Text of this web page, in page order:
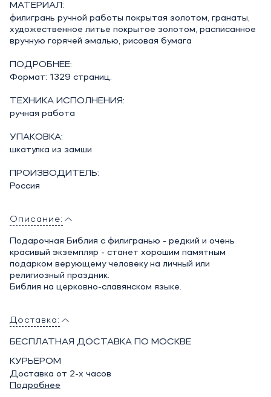
МАТЕРИАЛ:
филигрань ручной работы покрытая золотом, гранаты,
художественное литье покрытое золотом, расписанное
вручную горячей эмалью, рисовая бумага
ПОДРОБНЕЕ:
Формат: 1329 страниц.
ТЕХНИКА ИСПОЛНЕНИЯ:
ручная работа
УПАКОВКА:
шкатулка из замши
ПРОИЗВОДИТЕЛЬ:
Россия
Описание:
Подарочная Библия с филигранью - редкий и очень
красивый экземпляр - станет хорошим памятным
подарком верующему человеку на личный или
религиозный праздник.
Библия на церковно-славянском языке.
Доставка:
БЕСПЛАТНАЯ ДОСТАВКА ПО МОСКВЕ
КУРЬЕРОМ
Доставка от 2-х часов
Подробнее